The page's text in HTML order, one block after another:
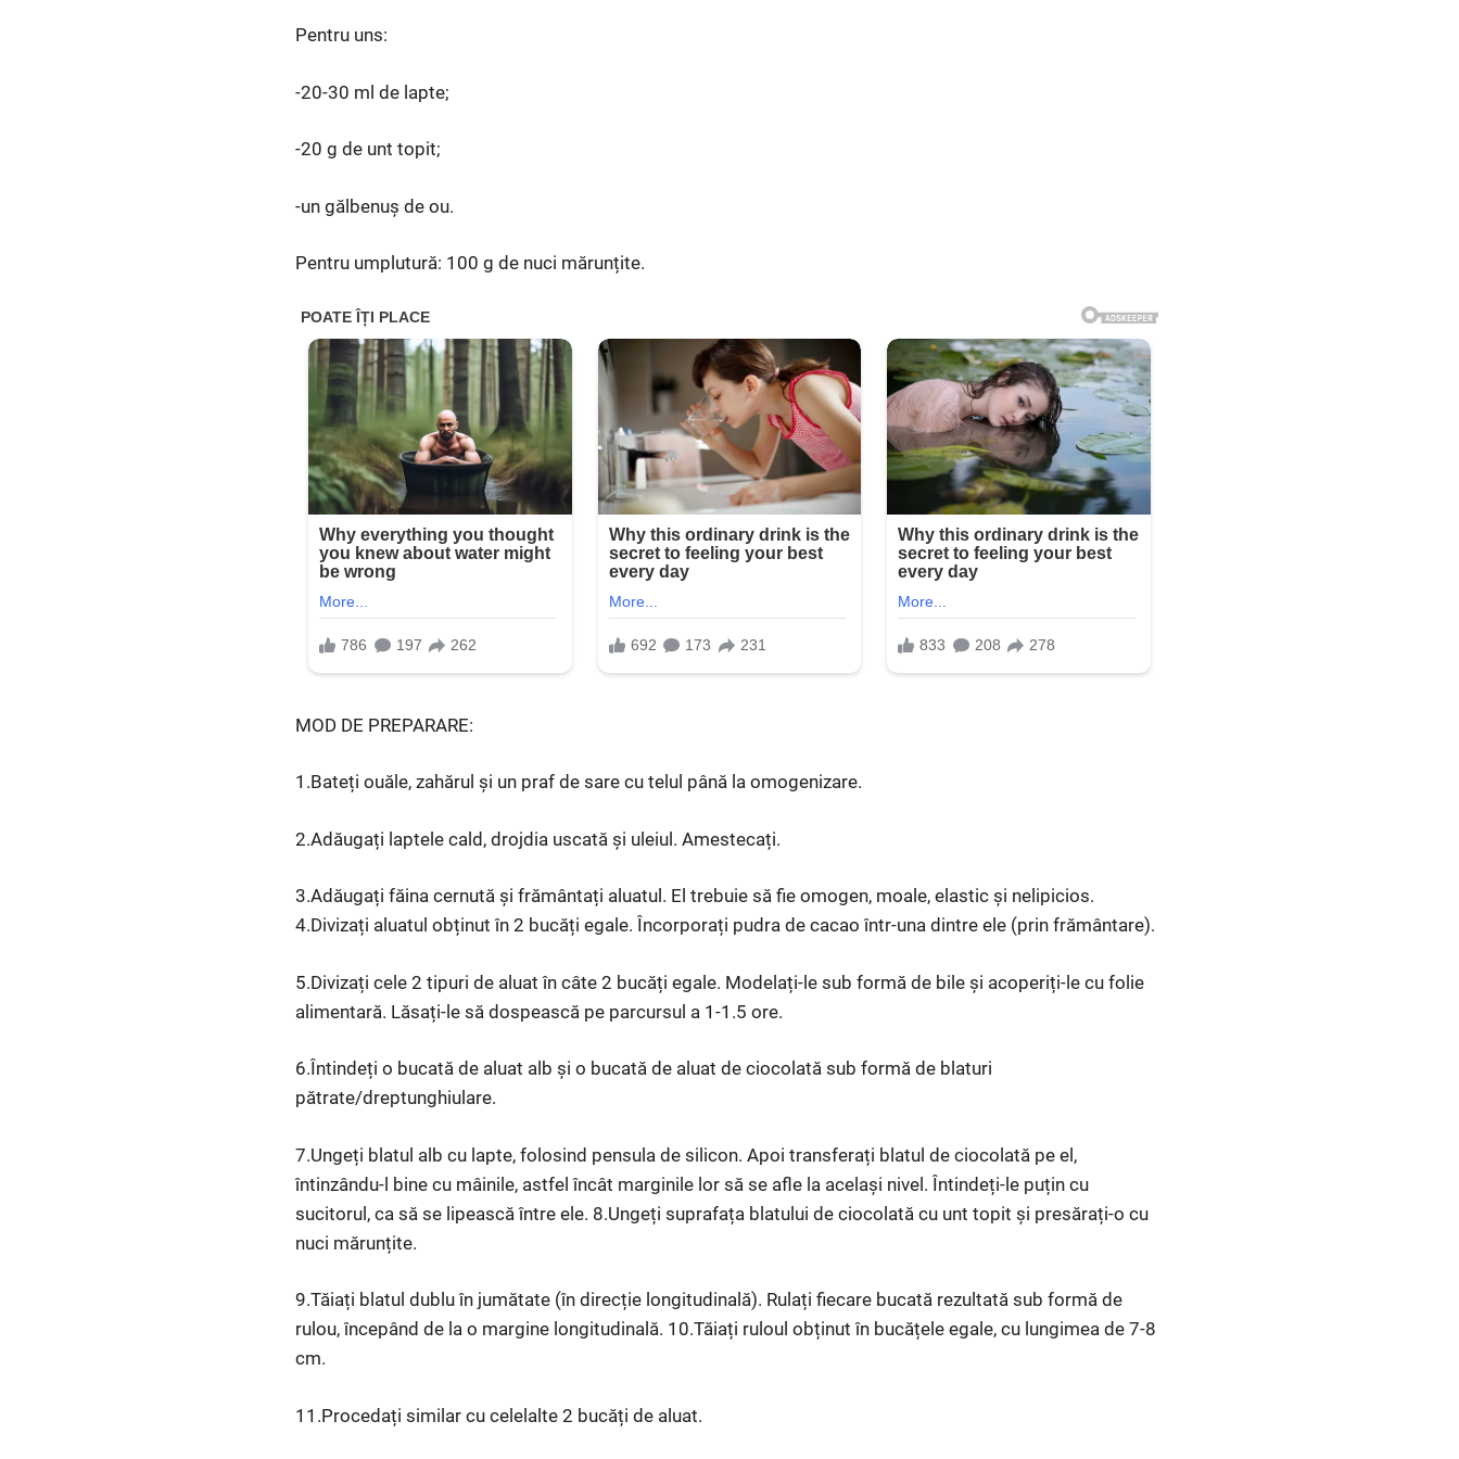
Pentru uns:
-20-30 ml de lapte;
-20 g de unt topit;
-un gălbenuș de ou.
Pentru umplutură: 100 g de nuci mărunțite.
MOD DE PREPARARE:
1.Bateți ouăle, zahărul și un praf de sare cu telul până la omogenizare.
2.Adăugați laptele cald, drojdia uscată și uleiul. Amestecați.
3.Adăugați făina cernută și frământați aluatul. El trebuie să fie omogen, moale, elastic și nelipicios.
4.Divizați aluatul obținut în 2 bucăți egale. Încorporați pudra de cacao într-una dintre ele (prin frământare).
5.Divizați cele 2 tipuri de aluat în câte 2 bucăți egale. Modelați-le sub formă de bile și acoperiți-le cu folie
alimentară. Lăsați-le să dospească pe parcursul a 1-1.5 ore.
6.Întindeți o bucată de aluat alb și o bucată de aluat de ciocolată sub formă de blaturi
pătrate/dreptunghiulare.
7.Ungeți blatul alb cu lapte, folosind pensula de silicon. Apoi transferați blatul de ciocolată pe el,
întinzându-l bine cu mâinile, astfel încât marginile lor să se afle la același nivel. Întindeți-le puțin cu
sucitorul, ca să se lipească între ele. 8.Ungeți suprafața blatului de ciocolată cu unt topit și presărați-o cu
nuci mărunțite.
9.Tăiați blatul dublu în jumătate (în direcție longitudinală). Rulați fiecare bucată rezultată sub formă de
rulou, începând de la o margine longitudinală. 10.Tăiați ruloul obținut în bucățele egale, cu lungimea de 7-8
cm.
11.Procedați similar cu celelalte 2 bucăți de aluat.